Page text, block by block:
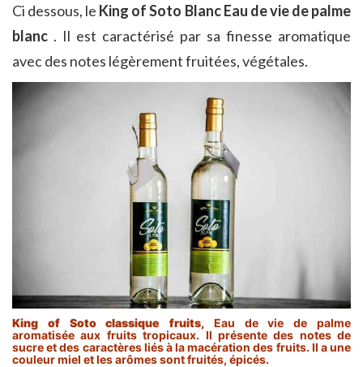
Ci dessous, le King of Soto Blanc Eau de vie de palme
blanc . Il est caractérisé par sa finesse aromatique
avec des notes légèrement fruitées, végétales.
King of Soto classique fruits, Eau de vie de palme
aromatisée aux fruits tropicaux. Il présente des notes de
sucre et des caractères liés à la macération des fruits. Il a une
couleur miel et les arômes sont fruités, épicés.